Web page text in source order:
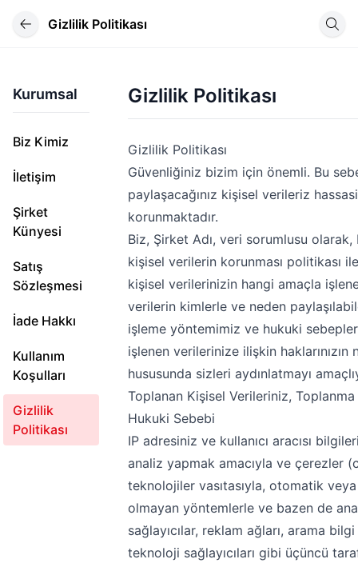
Gizlilik Politikası
Kurumsal
Biz Kimiz
İletişim
Şirket
Künyesi
Satış
Sözleşmesi
İade Hakkı
Kullanım
Koşulları
Gizlilik
Politikası
Gizlilik Politikası
Gizlilik Politikası
Güvenliğiniz bizim için önemli. Bu
paylaşacağınız kişisel verileriz
korunmaktadır.
Biz, Şirket Adı, veri sorumlusu
kişisel verilerin korunması politikası
kişisel verilerinizin hangi amaçla
verilerin kimlerle ve neden
işleme yöntemimiz ve hukuki
işlenen verilerinize ilişkin haklarınızın
hususunda sizleri aydınlatmayı
Toplanan Kişisel Verileriniz,
Hukuki Sebebi
IP adresiniz ve kullanıcı aracısı
analiz yapmak amacıyla ve çerezler
teknolojiler vasıtasıyla, otomatik
olmayan yöntemlerle ve bazen de
sağlayıcılar, reklam ağları, arama bilgi
teknoloji sağlayıcıları gibi üçüncü